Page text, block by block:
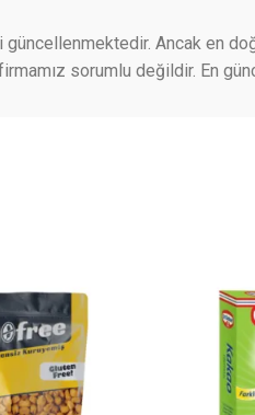
Ancak en
sorumlu değildir. En